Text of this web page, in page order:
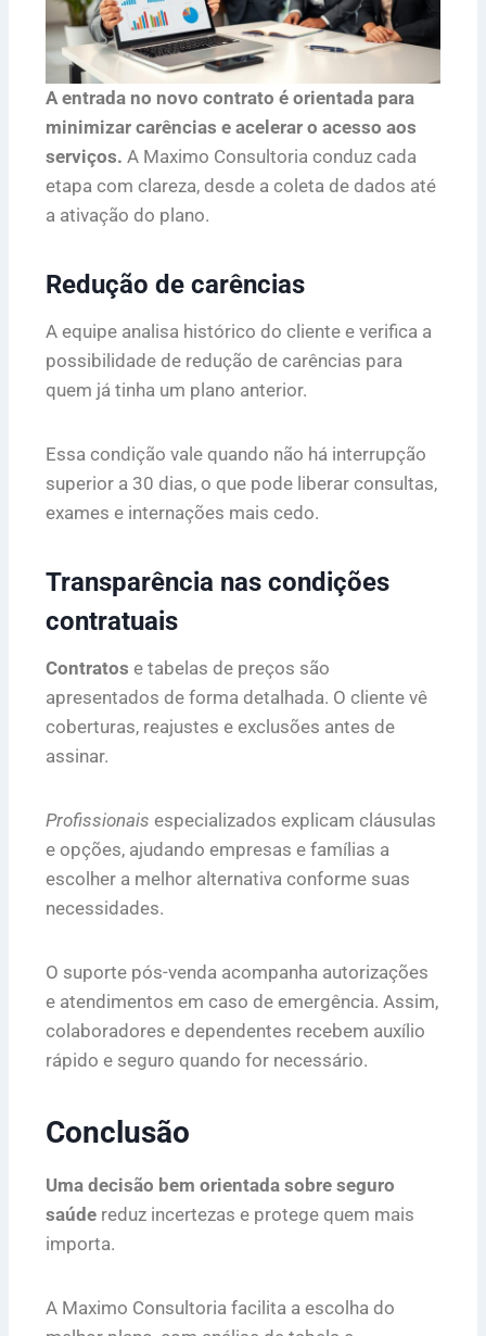
A entrada no novo contrato é orientada para
minimizar carências e acelerar o acesso aos
serviços. A Maximo Consultoria conduz cada
etapa com clareza, desde a coleta de dados até
a ativação do plano.
Redução de carências
A equipe analisa histórico do cliente e verifica a
possibilidade de redução de carências para
quem já tinha um plano anterior.
Essa condição vale quando não há interrupção
superior a 30 dias, o que pode liberar consultas,
exames e internações mais cedo.
Transparência nas condições
contratuais
Contratos e tabelas de preços são
apresentados de forma detalhada. O cliente vê
coberturas, reajustes e exclusões antes de
assinar.
Profissionais especializados explicam cláusulas
e opções, ajudando empresas e famílias a
escolher a melhor alternativa conforme suas
necessidades.
O suporte pós-venda acompanha autorizações
e atendimentos em caso de emergência. Assim,
colaboradores e dependentes recebem auxílio
rápido e seguro quando for necessário.
Conclusão
Uma decisão bem orientada sobre seguro
saúde reduz incertezas e protege quem mais
importa.
A Maximo Consultoria facilita a escolha do